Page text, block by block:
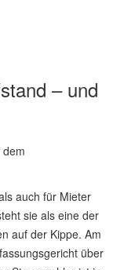
– und
auch für Mieter
sie als eine der
auf der Kippe. Am
über